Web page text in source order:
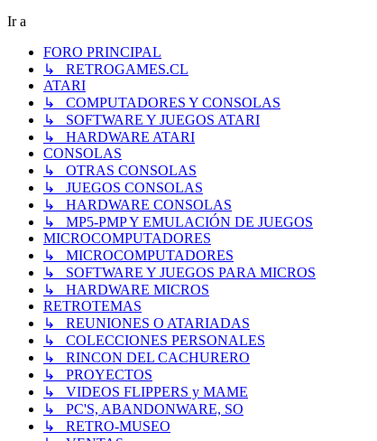
Ir a
FORO PRINCIPAL
↳ RETROGAMES.CL
ATARI
↳ COMPUTADORES Y CONSOLAS
↳ SOFTWARE Y JUEGOS ATARI
↳ HARDWARE ATARI
CONSOLAS
↳ OTRAS CONSOLAS
↳ JUEGOS CONSOLAS
↳ HARDWARE CONSOLAS
↳ MP5-PMP Y EMULACIÓN DE JUEGOS
MICROCOMPUTADORES
↳ MICROCOMPUTADORES
↳ SOFTWARE Y JUEGOS PARA MICROS
↳ HARDWARE MICROS
RETROTEMAS
↳ REUNIONES O ATARIADAS
↳ COLECCIONES PERSONALES
↳ RINCON DEL CACHURERO
↳ PROYECTOS
↳ VIDEOS FLIPPERS y MAME
↳ PC'S, ABANDONWARE, SO
↳ RETRO-MUSEO